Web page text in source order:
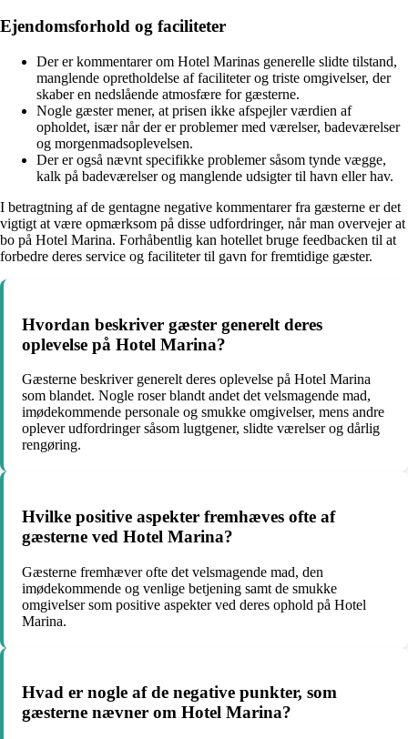
Ejendomsforhold og faciliteter
Der er kommentarer om Hotel Marinas generelle slidte tilstand,
manglende opretholdelse af faciliteter og triste omgivelser, der
skaber en nedslående atmosfære for gæsterne.
Nogle gæster mener, at prisen ikke afspejler værdien af
opholdet, især når der er problemer med værelser, badeværelser
og morgenmadsoplevelsen.
Der er også nævnt specifikke problemer såsom tynde vægge,
kalk på badeværelser og manglende udsigter til havn eller hav.
I betragtning af de gentagne negative kommentarer fra gæsterne er det
vigtigt at være opmærksom på disse udfordringer, når man overvejer at
bo på Hotel Marina. Forhåbentlig kan hotellet bruge feedbacken til at
forbedre deres service og faciliteter til gavn for fremtidige gæster.
Hvordan beskriver gæster generelt deres
oplevelse på Hotel Marina?
Gæsterne beskriver generelt deres oplevelse på Hotel Marina
som blandet. Nogle roser blandt andet det velsmagende mad,
imødekommende personale og smukke omgivelser, mens andre
oplever udfordringer såsom lugtgener, slidte værelser og dårlig
rengøring.
Hvilke positive aspekter fremhæves ofte af
gæsterne ved Hotel Marina?
Gæsterne fremhæver ofte det velsmagende mad, den
imødekommende og venlige betjening samt de smukke
omgivelser som positive aspekter ved deres ophold på Hotel
Marina.
Hvad er nogle af de negative punkter, som
gæsterne nævner om Hotel Marina?